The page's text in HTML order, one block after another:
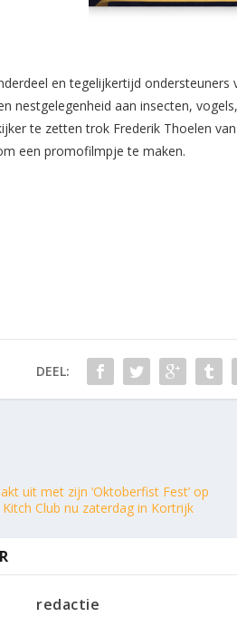
en tegelijkertijd
nestgelegenheid aan insecten,
te zetten trok Frederik Thoelen
een promofilmpje te maken.
DEEL:
uit met zijn ‘Oktoberfist Fest’ op
Club nu zaterdag in Kortrijk
redactie